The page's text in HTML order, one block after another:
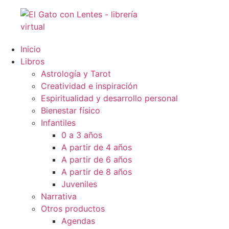
Inicio
Libros
Astrología y Tarot
Creatividad e inspiración
Espiritualidad y desarrollo personal
Bienestar físico
Infantiles
0 a 3 años
A partir de 4 años
A partir de 6 años
A partir de 8 años
Juveniles
Narrativa
Otros productos
Agendas